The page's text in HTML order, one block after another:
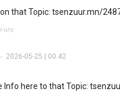
that Topic: tsenzuur.mn/
• 2026-05-25 | 00:42
Info here to that Topic: